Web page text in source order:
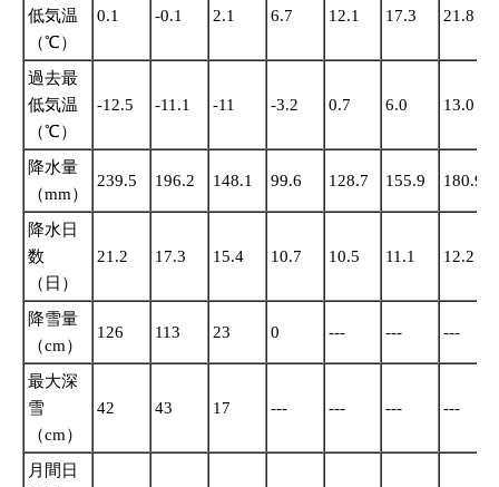
低気温
（℃）
0.1 -0.1 2.1 6.7 12.1 17.3 21.8
過去最
低気温
（℃）
-12.5 -11.1 -11 -3.2 0.7 6.0 13.0
降水量
（mm）
239.5 196.2 148.1 99.6 128.7 155.9 180.9
降水日
数
（日）
21.2 17.3 15.4 10.7 10.5 11.1 12.2
降雪量
（cm）
126 113 23 0 --- --- ---
最大深
雪
（cm）
42 43 17 --- --- --- ---
月間日